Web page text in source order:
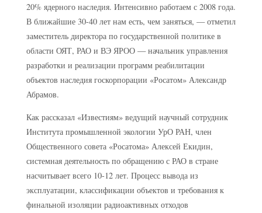
20% ядерного наследия. Интенсивно работаем с 2008 года.
В ближайшие 30-40 лет нам есть, чем заняться, — отметил
заместитель директора по государственной политике в
области ОЯТ, РАО и ВЭ ЯРОО — начальник управления
разработки и реализации программ реабилитации
объектов наследия госкорпорации «Росатом» Александр
Абрамов.
Как рассказал «Известиям» ведущий научный сотрудник
Института промышленной экологии УрО РАН, член
Общественного совета «Росатома» Алексей Екидин,
системная деятельность по обращению с РАО в стране
насчитывает всего 10-12 лет. Процесс вывода из
эксплуатации, классификации объектов и требования к
финальной изоляции радиоактивных отходов